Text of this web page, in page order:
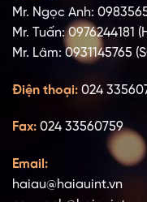
Mr. Ngọc Anh:
Mr. Tuấn: 0976244181
Mr. Lâm: 0931145765
Điện thoại: 024
Fax: 024 33560759
Email:
haiau@haiauint.vn